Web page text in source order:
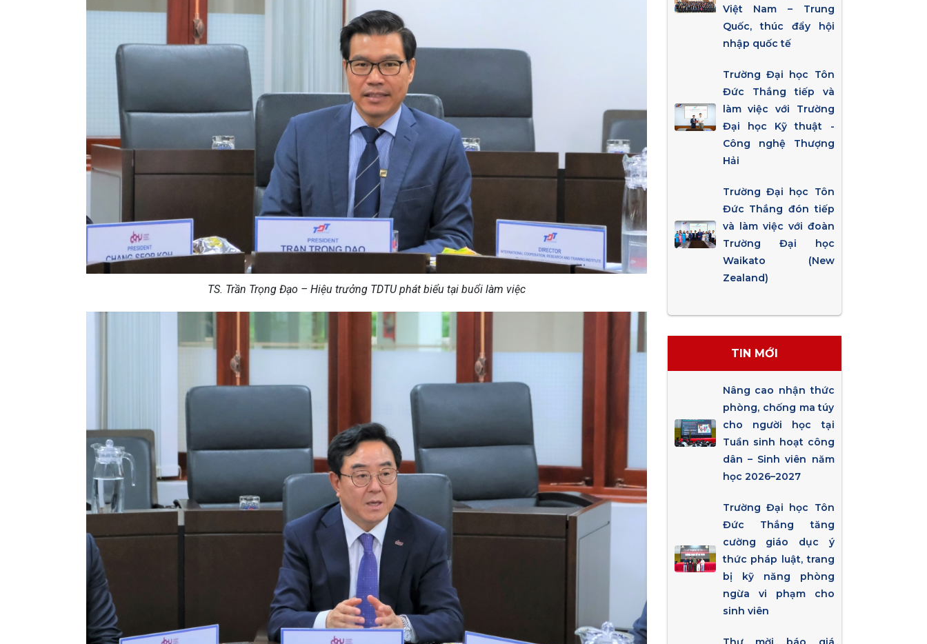
TS. Trần Trọng Đạo – Hiệu trưởng TDTU phát biểu tại buổi làm việc
Việt Nam – Trung
Quốc, thúc đẩy hội
nhập quốc tế
Trường Đại học Tôn
Đức Thắng tiếp và
làm việc với Trường
Đại học Kỹ thuật -
Công nghệ Thượng
Hải
Trường Đại học Tôn
Đức Thắng đón tiếp
và làm việc với đoàn
Trường Đại học
Waikato (New
Zealand)
TIN MỚI
Nâng cao nhận thức
phòng, chống ma túy
cho người học tại
Tuần sinh hoạt công
dân – Sinh viên năm
học 2026–2027
Trường Đại học Tôn
Đức Thắng tăng
cường giáo dục ý
thức pháp luật, trang
bị kỹ năng phòng
ngừa vi phạm cho
sinh viên